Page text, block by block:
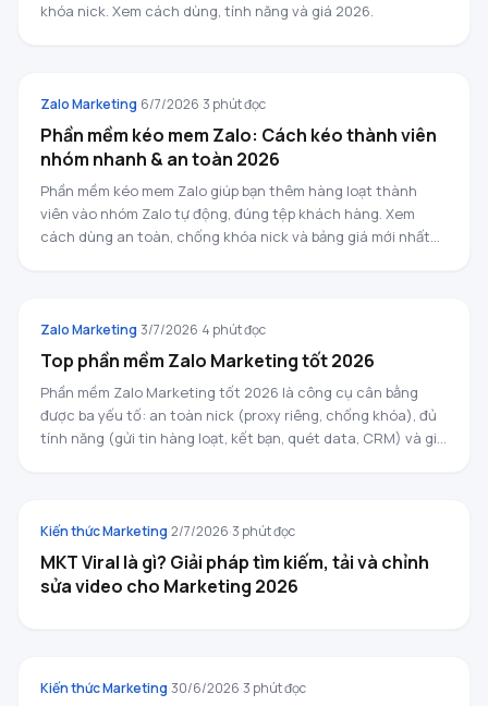
khóa nick. Xem cách dùng, tính năng và giá 2026.
Zalo Marketing·6/7/2026·3 phút đọc
Phần mềm kéo mem Zalo: Cách kéo thành viên
nhóm nhanh & an toàn 2026
Phần mềm kéo mem Zalo giúp bạn thêm hàng loạt thành
viên vào nhóm Zalo tự động, đúng tệp khách hàng. Xem
cách dùng an toàn, chống khóa nick và bảng giá mới nhất
Zalo Marketing·3/7/2026·4 phút đọc
Top phần mềm Zalo Marketing tốt 2026
Phần mềm Zalo Marketing tốt 2026 là công cụ cân bằng
được ba yếu tố: an toàn nick (proxy riêng, chống khóa), đủ
tính năng (gửi tin hàng loạt, kết bạn, quét data, CRM) và giá
Kiến thức Marketing·2/7/2026·3 phút đọc
MKT Viral là gì? Giải pháp tìm kiếm, tải và chỉnh
sửa video cho Marketing 2026
Kiến thức Marketing·30/6/2026·3 phút đọc